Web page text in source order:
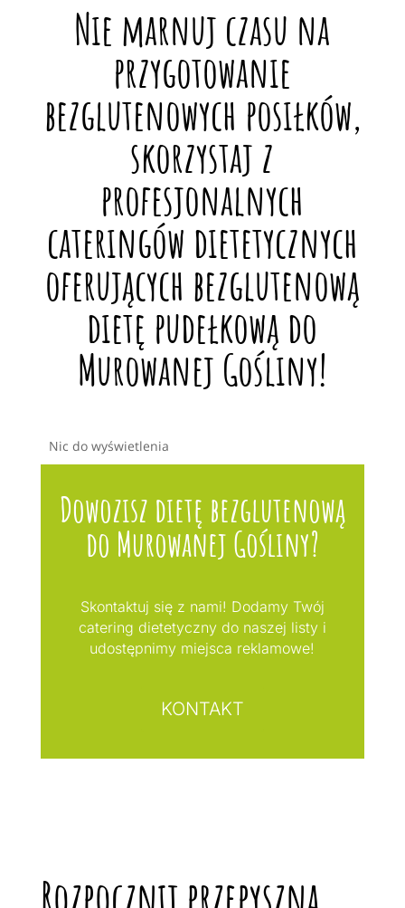
Nie marnuj czasu na
przygotowanie
bezglutenowych posiłków,
skorzystaj z
profesjonalnych
cateringów dietetycznych
oferujących bezglutenową
dietę pudełkową do
Murowanej Gośliny!
Nic do wyświetlenia
Dowozisz dietę bezglutenową
do Murowanej Gośliny?
Skontaktuj się z nami! Dodamy Twój
catering dietetyczny do naszej listy i
udostępnimy miejsca reklamowe!
KONTAKT